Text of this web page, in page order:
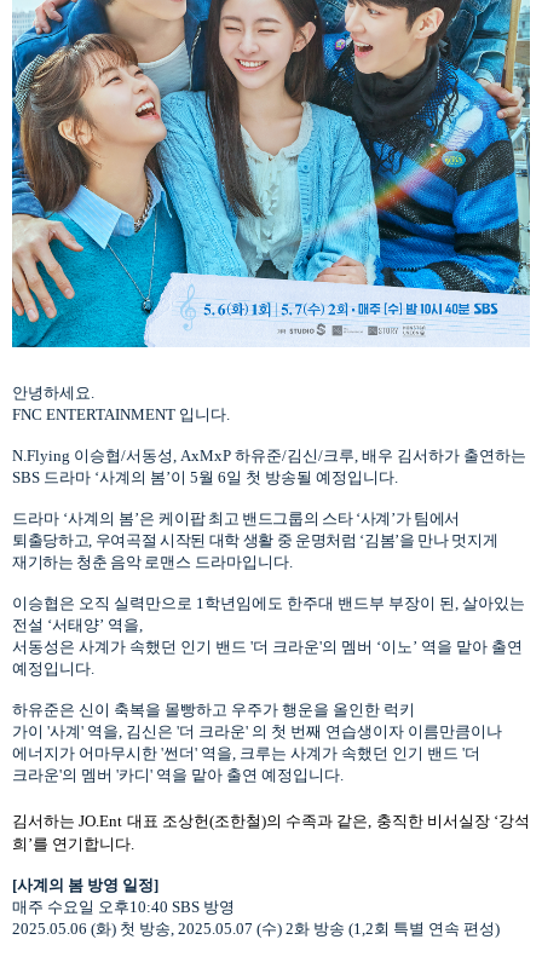
안녕하세요
FNC ENTERTAINMENT 입니다
N.Flying 이승협/서동성 , AxMxP 하유준/김신/크루 배우 김서하가 출연하는
SBS 드라마 ‘사계의 봄’이 5월 6일 첫 방송될 예정입니다
드라마 ‘사계의 봄’은 케 이팝 최고 밴드그룹의 스타‘사계 ’가 팀에서
퇴출당하고 우여곡절 시작된 대학 생활 중 운명처럼 ‘김봄’을 만나 멋지게
재기하는 청춘 음악 로맨스 드라마입니다
이승협은 오직 실력만으로 1 학년임에도 한주대 밴드부 부장이 된 살아있는
전설 ‘서태양’ 역을
서동성은 사계가 속했던 인기 밴드 '더 크라운'의 멤버 ‘이노 ’ 역을 맡아 출연
예정입니다
하유준은 신이 축복을 몰빵하고 우주가 행운을 올인한 럭키
가이 '사계' 역을 김신은 '더 크라운' 의 첫 번째 연습생이자 이름만큼이나
에너지가 어마무시한 '썬더' 역을 크루는 사계가 속했던 인기 밴드 '더
크라운'의 멤버 '카디' 역을 맡아 출연 예정입니다
김서하는 JO.Ent 대표 조상헌(조한철)의 수족과 같은 충직한 비서실장‘강석
희 ’를 연기합니다
[사계의 봄 방영 일정]
매주 수요일 오후10:40 SBS 방영
2025.05.06 (화) 첫 방송 , 2025.05.07 (수) 2화 방송 (1,2회 특별 연속 편성)